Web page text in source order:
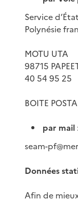
Service
Polynésie
MOTU UTA
98715
40 54 95 25
BOITE
par mail :
seam-
Données
Afin de